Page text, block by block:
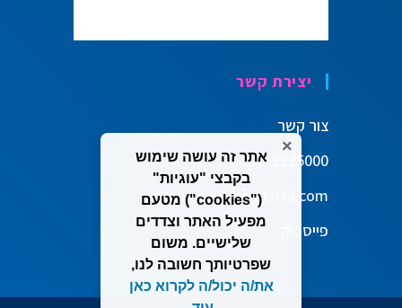
יצירת קשר
צור קשר
072-2225000
vehadarta@vehadarta.com
פייסבוק
×
אתר זה עושה שימוש
בקבצי "עוגיות"
("cookies") מטעם
מפעיל האתר וצדדים
שלישיים. משום
שפרטיותך חשובה לנו,
את/ה יכול/ה לקרוא כאן